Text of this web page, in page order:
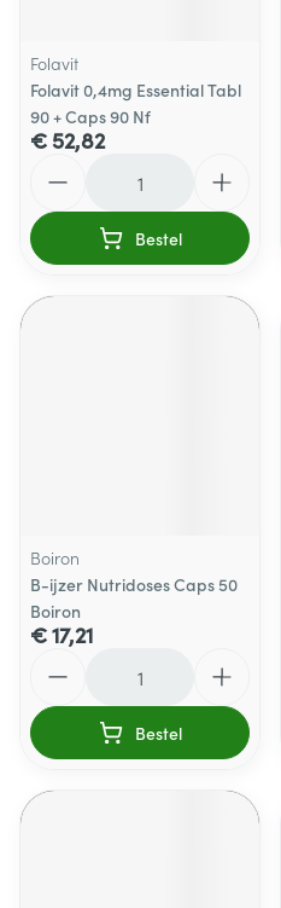
Folavit
Folavit 0,4mg Essential Tabl
90 + Caps 90 Nf
€ 52,82
Bestel
Boiron
B-ijzer Nutridoses Caps 50
Boiron
€ 17,21
Bestel